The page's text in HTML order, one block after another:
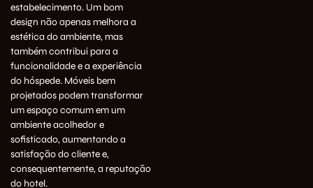
estabelecimento. Um bom
design não apenas melhora a
estética do ambiente, mas
também contribui para a
funcionalidade e a experiência
do hóspede. Móveis bem
projetados podem transformar
um espaço comum em um
ambiente acolhedor e
sofisticado, aumentando a
satisfação do cliente e,
consequentemente, a reputação
do hotel.